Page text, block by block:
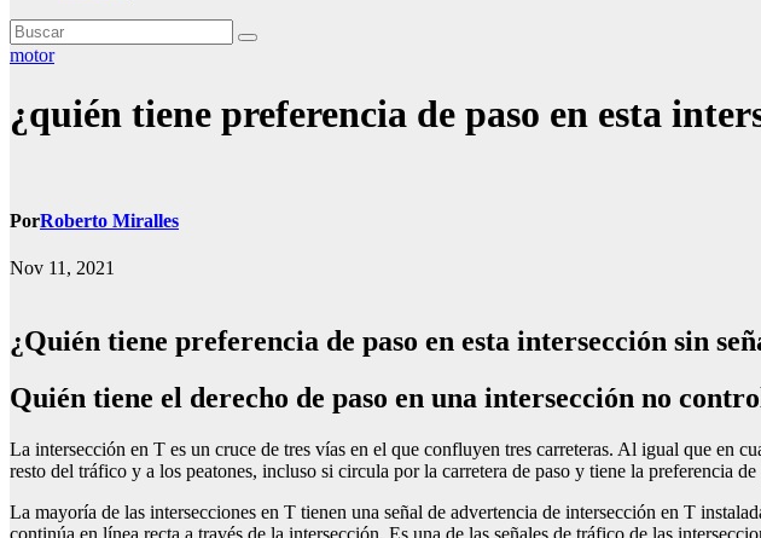
motor
¿quién tiene preferencia de paso en esta
PorRoberto Miralles
Nov 11, 2021
¿quién tiene preferencia de paso en esta intersección sin
Quién tiene el derecho de paso en una intersección no
La intersección en T es un cruce de tres vías en el que confluyen tres carreteras. Al igual que en
resto del tráfico y a los peatones, incluso si circula por la carretera de paso y tiene la preferencia de
La mayoría de las intersecciones en T tienen una señal de advertencia de intersección en T